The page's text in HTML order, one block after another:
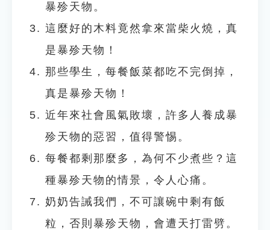
暴殄天物。
這麼好的木料竟然拿來當柴火燒，真
是暴殄天物！
那些學生，每餐飯菜都吃不完倒掉，
真是暴殄天物！
近年來社會風氣敗壞，許多人養成暴
殄天物的惡習，值得警惕。
每餐都剩那麼多，為何不少煮些？這
種暴殄天物的情景，令人心痛。
奶奶告誡我們，不可讓碗中剩有飯
粒，否則暴殄天物，會遭天打雷劈。